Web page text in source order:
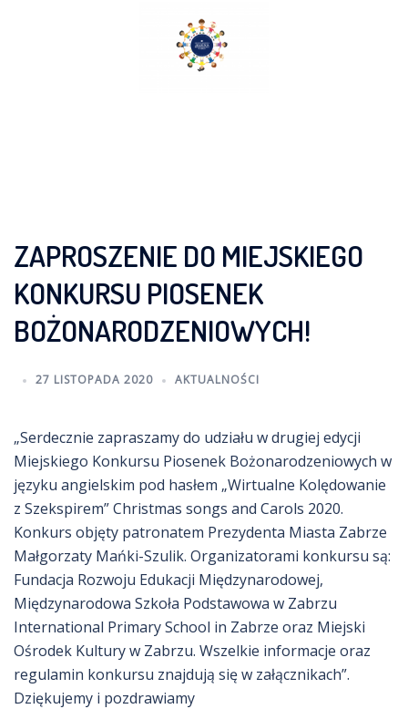
ZAPROSZENIE DO MIEJSKIEGO
KONKURSU PIOSENEK
BOŻONARODZENIOWYCH!
27 LISTOPADA 2020 AKTUALNOŚCI
„Serdecznie zapraszamy do udziału w drugiej edycji
Miejskiego Konkursu Piosenek Bożonarodzeniowych w
języku angielskim pod hasłem „Wirtualne Kolędowanie
z Szekspirem” Christmas songs and Carols 2020.
Konkurs objęty patronatem Prezydenta Miasta Zabrze
Małgorzaty Mańki-Szulik. Organizatorami konkursu są:
Fundacja Rozwoju Edukacji Międzynarodowej,
Międzynarodowa Szkoła Podstawowa w Zabrzu
International Primary School in Zabrze oraz Miejski
Ośrodek Kultury w Zabrzu. Wszelkie informacje oraz
regulamin konkursu znajdują się w załącznikach”.
Dziękujemy i pozdrawiamy